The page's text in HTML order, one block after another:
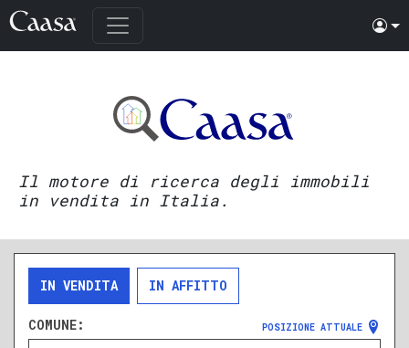
Il motore di ricerca degli immobili
in vendita in Italia.
IN VENDITA IN AFFITTO
COMUNE: POSIZIONE ATTUALE